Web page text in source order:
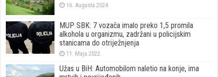
16. Augusta 2024.
MUP SBK: 7 vozača imalo preko 1,5 promila
alkohola u organizmu, zadržani u policijskim
stanicama do otriježnjenja
11. Maja 2022.
Užas u BiH: Automobilom naletio na konje, ima